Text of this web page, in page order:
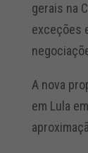
gerais na
exceções
A nova
em Lula